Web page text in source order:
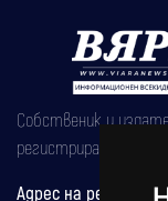
Собственик и
регистрирана на
Адрес на